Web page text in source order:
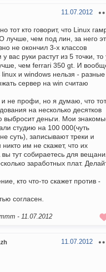
11.07.2012
тот кто говорит, что Linux
лучше, чем под лин, за него
не окончил 3-х классов
вас руки растут из 5 точки, то
чем ferrari 350 gt. И
linux и windows нельзя - разные
сервер на win считаю
и не профи, но я думаю, что тот
на несколько десятков
выбросит деньги. Мои
студию на 100 000(чуть
суть), записывают треки и
им не скажет, что их
тут собираетесь для
заработных плат.
кто что-то скажет против -
согласен.
- 11.07.2012
11.07.2012